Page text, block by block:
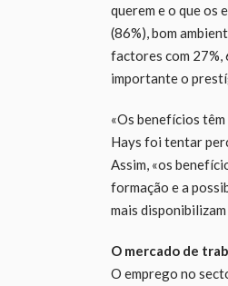
querem e o que os
(86%), bom
factores com 27%,
importante o
«Os benefícios
Hays foi tentar
Assim, «os
formação e a
mais
O mercado de
O emprego no